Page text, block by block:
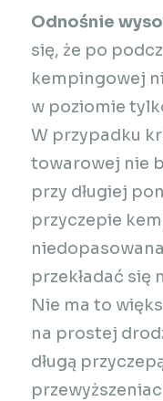
Odnośnie
się, że po
kempingowej
w poziomie
W przypadku
towarowej nie
przy długiej
przyczepie
przekładać się
Nie ma to
na prostej
długą